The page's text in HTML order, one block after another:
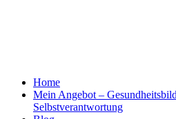
Home
Mein Angebot –
Selbstverantwortung